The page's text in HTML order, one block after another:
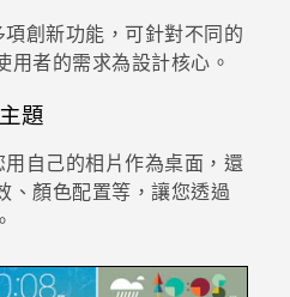
項創新功能，可針對不同的
用者的需求為設計核心。
主題
用自己的相片作為桌面，還
、顏色配置等，讓您透過